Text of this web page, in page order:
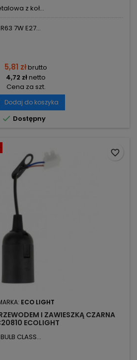
z koł...
7W E27...
5,81 złbrutto
4,72 złnetto
Cena za szt.
Dodaj do koszyka
 Dostępny
ECO LIGHT
I ZAWIESZKĄ CZARNA
ECOLIGHT
CLASS...
favorite_border